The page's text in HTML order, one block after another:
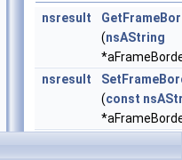
nsresult
(nsAString
nsresult
(const